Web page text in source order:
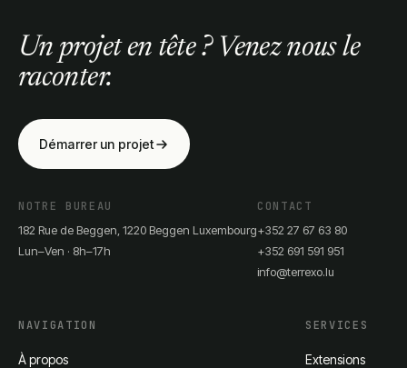
Un projet en tête ? Venez nous le
raconter.
Démarrer un projet
NOTRE BUREAU
182 Rue de Beggen, 1220 Beggen Luxembourg
Lun–Ven · 8h–17h
CONTACT
+352 27 67 63 80
+352 691 591 951
info@terrexo.lu
NAVIGATION
À propos
SERVICES
Extensions